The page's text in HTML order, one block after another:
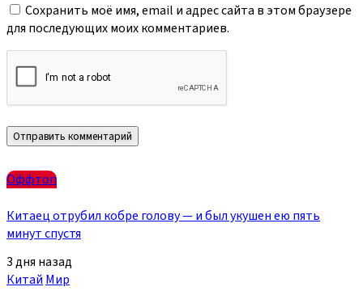
Сохранить моё имя, email и адрес сайта в этом браузере
для последующих моих комментариев.
Оффтоп
Китаец отрубил кобре голову — и был укушен ею пять
минут спустя
3 дня назад
Китай Мир